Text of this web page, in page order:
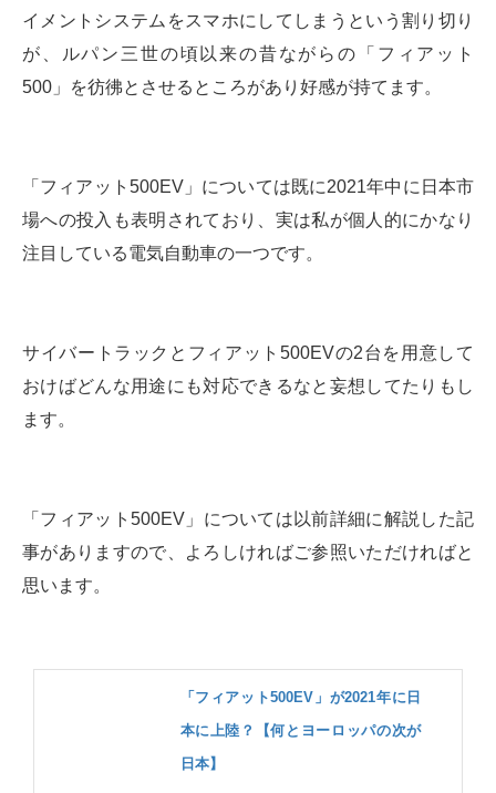
イメントシステムをスマホにしてしまうという割り切り
が、ルパン三世の頃以来の昔ながらの「フィアット
500」を彷彿とさせるところがあり好感が持てます。
「フィアット500EV」については既に2021年中に日本市
場への投入も表明されており、実は私が個人的にかなり
注目している電気自動車の一つです。
サイバートラックとフィアット500EVの2台を用意して
おけばどんな用途にも対応できるなと妄想してたりもし
ます。
「フィアット500EV」については以前詳細に解説した記
事がありますので、よろしければご参照いただければと
思います。
「フィアット500EV」が2021年に日
本に上陸？【何とヨーロッパの次が
日本】